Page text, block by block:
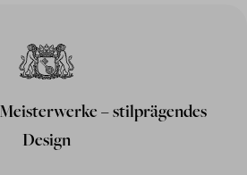
– stilprägendes
Design